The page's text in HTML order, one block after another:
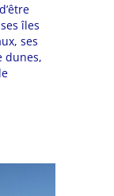
îles
ses
dunes,